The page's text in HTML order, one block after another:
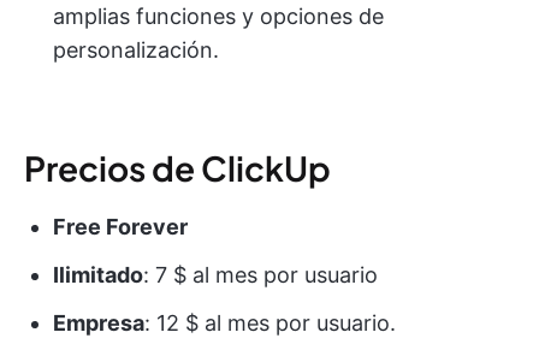
amplias funciones y opciones de
personalización.
Precios de ClickUp
Free Forever
Ilimitado: 7 $ al mes por usuario
Empresa: 12 $ al mes por usuario.